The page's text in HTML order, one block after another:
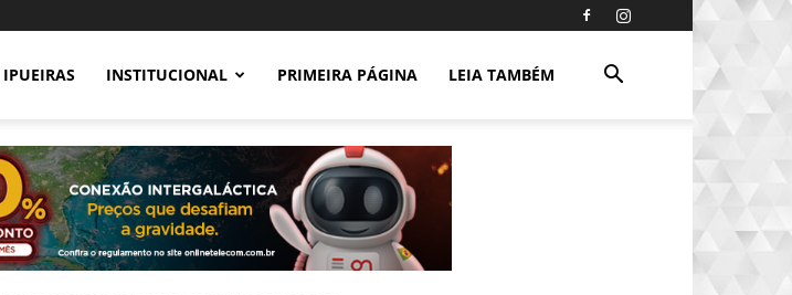
IPUEIRAS INSTITUCIONAL PRIMEIRA PÁGINA LEIA TAMBÉM